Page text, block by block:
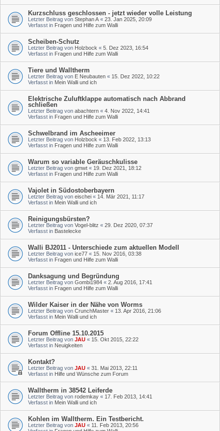
Kurzschluss geschlossen - jetzt wieder volle Leistung
Letzter Beitrag von Stephan A « 23. Jan 2025, 20:09
Verfasst in Fragen und Hilfe zum Walli
Scheiben-Schutz
Letzter Beitrag von Holzbock « 5. Dez 2023, 16:54
Verfasst in Fragen und Hilfe zum Walli
Tiere und Walltherm
Letzter Beitrag von E Neubauten « 15. Dez 2022, 10:22
Verfasst in Mein Walli und ich
Elektrische Zuluftklappe automatisch nach Abbrand
schließen
Letzter Beitrag von abachtern « 4. Nov 2022, 14:41
Verfasst in Fragen und Hilfe zum Walli
Schwelbrand im Ascheeimer
Letzter Beitrag von Holzbock « 13. Feb 2022, 13:13
Verfasst in Fragen und Hilfe zum Walli
Warum so variable Geräuschkulisse
Letzter Beitrag von gmwt « 19. Dez 2021, 18:12
Verfasst in Fragen und Hilfe zum Walli
Vajolet in Südostoberbayern
Letzter Beitrag von eischei « 14. Mär 2021, 11:17
Verfasst in Mein Walli und ich
Reinigungsbürsten?
Letzter Beitrag von Vogel-blitz « 29. Dez 2020, 07:37
Verfasst in Bastelecke
Walli BJ2011 - Unterschiede zum aktuellen Modell
Letzter Beitrag von ice77 « 15. Nov 2016, 03:38
Verfasst in Fragen und Hilfe zum Walli
Danksagung und Begründung
Letzter Beitrag von Gombi1984 « 2. Aug 2016, 17:41
Verfasst in Fragen und Hilfe zum Walli
Wilder Kaiser in der Nähe von Worms
Letzter Beitrag von CrunchMaster « 13. Apr 2016, 21:06
Verfasst in Mein Walli und ich
Forum Offline 15.10.2015
Letzter Beitrag von JAU « 15. Okt 2015, 22:22
Verfasst in Neuigkeiten
Kontakt?
Letzter Beitrag von JAU « 31. Mai 2013, 22:11
Verfasst in Hilfe und Wünsche zum Forum
Walltherm in 38542 Leiferde
Letzter Beitrag von rodemkay « 17. Feb 2013, 14:41
Verfasst in Mein Walli und ich
Kohlen im Walltherm. Ein Testbericht.
Letzter Beitrag von JAU « 11. Feb 2013, 20:56